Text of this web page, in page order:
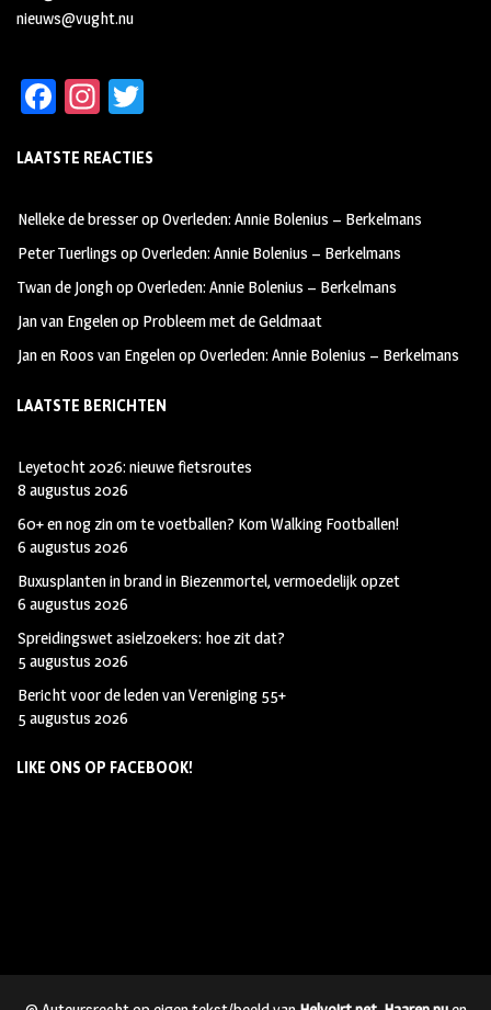
nieuws@vught.nu
Fa
b
oo
k
In
ag
m
tt
LAATSTE REACTIES
Nelleke de bresseropOverleden: Annie Bolenius – Berkelmans
Peter Tuerlings opOverleden: Annie Bolenius – Berkelmans
Twan de JonghopOverleden: Annie Bolenius – Berkelmans
Jan van Engelenop Probleem met de Geldmaat
Jan en Roos van EngelenopOverleden: Annie Bolenius – Berkelmans
LAATSTE BERICHTEN
Leyetocht 2026: nieuwe fietsroutes
8 augustus 2026
60+ en nog zin om te voetballen? Kom Walking Footballen!
6 augustus 2026
Buxusplanten in brand in Biezenmortel, vermoedelijk opzet
6 augustus 2026
Spreidingswet asielzoekers: hoe zit dat?
5 augustus 2026
Bericht voor de leden van Vereniging 55+
5 augustus 2026
LIKE ONS OP FACEBOOK!